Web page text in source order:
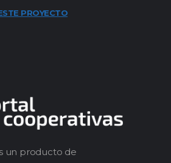
PROYECTO
un producto de